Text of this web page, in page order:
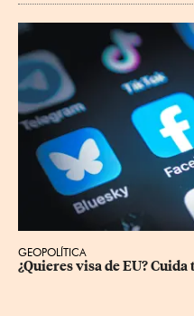
GEOPOLÍTICA
¿Quieres visa de EU?